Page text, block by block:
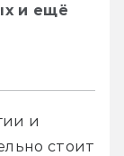
и ещё
и
стоит